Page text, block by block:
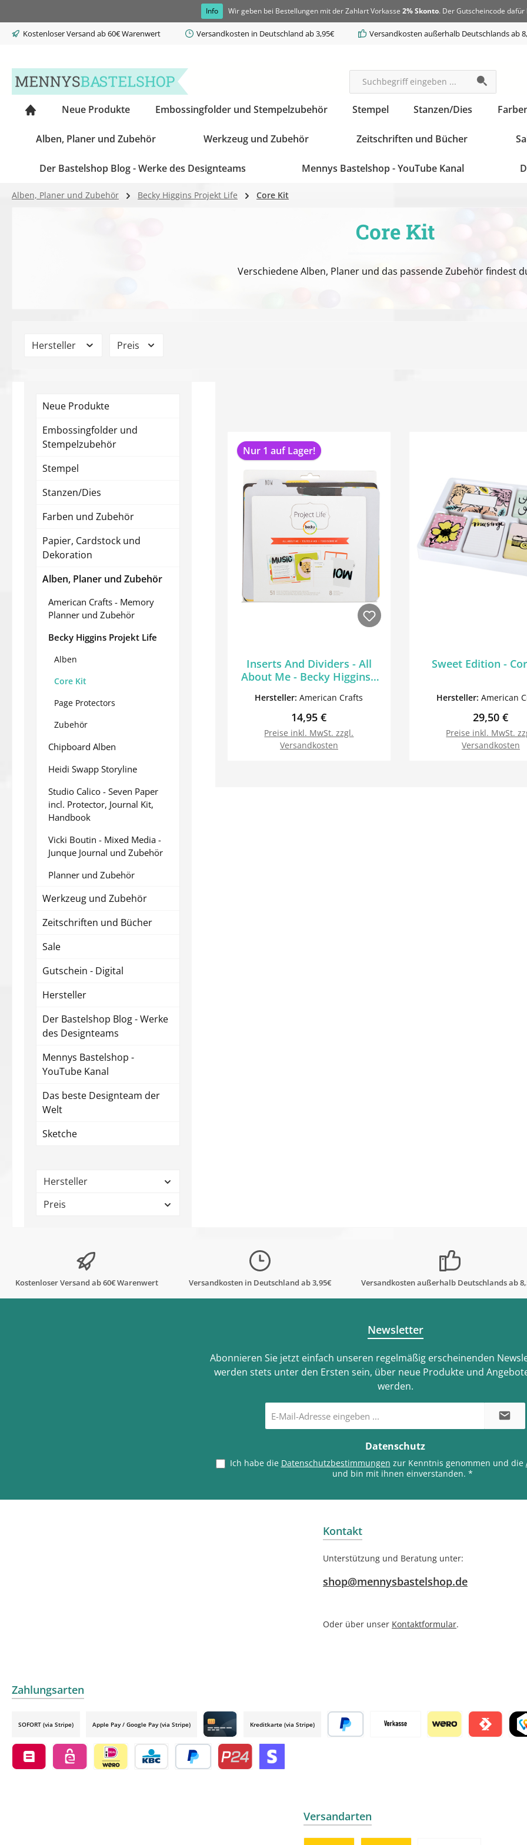
Info Wir geben bei Bestellungen mit der Zahlart Vorkasse 2% Skonto. Der Gutscheincode dafür
Kostenloser Versand ab 60€ Warenwert Versandkosten in Deutschland ab 3,95€ Versandkosten außerhalb Deutschlands ab
Neue Produkte Embossingfolder und Stempelzubehör Stempel Stanzen/Dies
Alben, Planer und Zubehör Werkzeug und Zubehör Zeitschriften und Bücher
Der Bastelshop Blog - Werke des Designteams Mennys Bastelshop - YouTube Kanal
Alben, Planer und Zubehör Becky Higgins Projekt Life Core Kit
Core Kit
Verschiedene Alben, Planer und das passende Zubehör findest
Hersteller Preis
Neue Produkte
Embossingfolder und
Stempelzubehör
Stempel
Stanzen/Dies
Farben und Zubehör
Papier, Cardstock und
Dekoration
Alben, Planer und Zubehör
American Crafts - Memory
Planner und Zubehör
Becky Higgins Projekt Life
Alben
Core Kit
Page Protectors
Zubehör
Chipboard Alben
Heidi Swapp Storyline
Studio Calico - Seven Paper
incl. Protector, Journal Kit,
Handbook
Vicki Boutin - Mixed Media -
Junque Journal und Zubehör
Planner und Zubehör
Werkzeug und Zubehör
Zeitschriften und Bücher
Sale
Gutschein - Digital
Hersteller
Der Bastelshop Blog - Werke
des Designteams
Mennys Bastelshop -
YouTube Kanal
Das beste Designteam der
Welt
Sketche
Hersteller
Preis
Nur 1 auf Lager!
Inserts And Dividers - All
About Me - Becky Higgins -
Hersteller:American Crafts
Regulärer Preis:
14,95 €
Preise inkl. MwSt. zzgl.
Versandkosten
Sweet Edition -
Hersteller:American
Regulärer
29,50 €
Preise inkl. MwSt.
Versandkosten
Kostenloser Versand ab 60€ Warenwert Versandkosten in Deutschland ab 3,95€ Versandkosten außerhalb Deutschlands ab
Newsletter
Abonnieren Sie jetzt einfach unseren regelmäßig erscheinenden
werden stets unter den Ersten sein, über neue Produkte und
werden.
Mail-
Adresse
Datenschutz
Ich habe die Datenschutzbestimmungen zur Kenntnis genommen und die
und bin mit ihnen einverstanden. *
Kontakt
Unterstützung und Beratung unter:
shop@mennysbastelshop.de
Oder über unser Kontaktformular.
Zahlungsarten
SOFORT (via Stripe) Apple Pay / Google Pay (via Stripe)
Credit card by mollie
Kreditkarte (via Stripe)
Versandarten